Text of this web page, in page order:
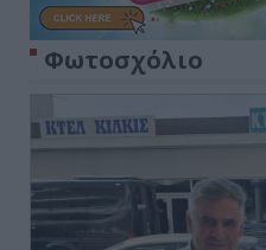
Φωτοσχόλιο